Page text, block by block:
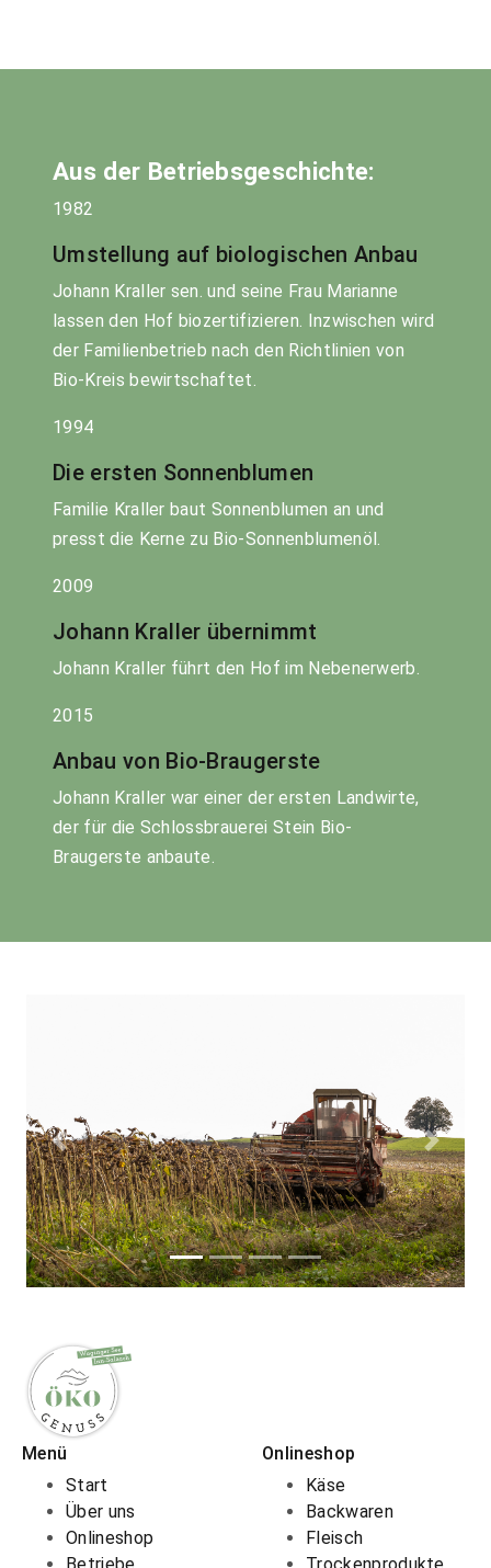
Aus der Betriebsgeschichte:
1982
Umstellung auf biologischen Anbau
Johann Kraller sen. und seine Frau Marianne
lassen den Hof biozertifizieren. Inzwischen wird
der Familienbetrieb nach den Richtlinien von
Bio-Kreis bewirtschaftet.
1994
Die ersten Sonnenblumen
Familie Kraller baut Sonnenblumen an und
presst die Kerne zu Bio-Sonnenblumenöl.
2009
Johann Kraller übernimmt
Johann Kraller führt den Hof im Nebenerwerb.
2015
Anbau von Bio-Braugerste
Johann Kraller war einer der ersten Landwirte,
der für die Schlossbrauerei Stein Bio-
Braugerste anbaute.
Zurück Weiter
Menü
Start
Über uns
Onlineshop
Onlineshop
Käse
Backwaren
Fleisch